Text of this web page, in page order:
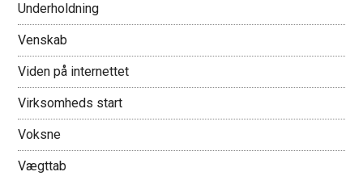
Underholdning
Venskab
Viden på internettet
Virksomheds start
Voksne
Vægttab